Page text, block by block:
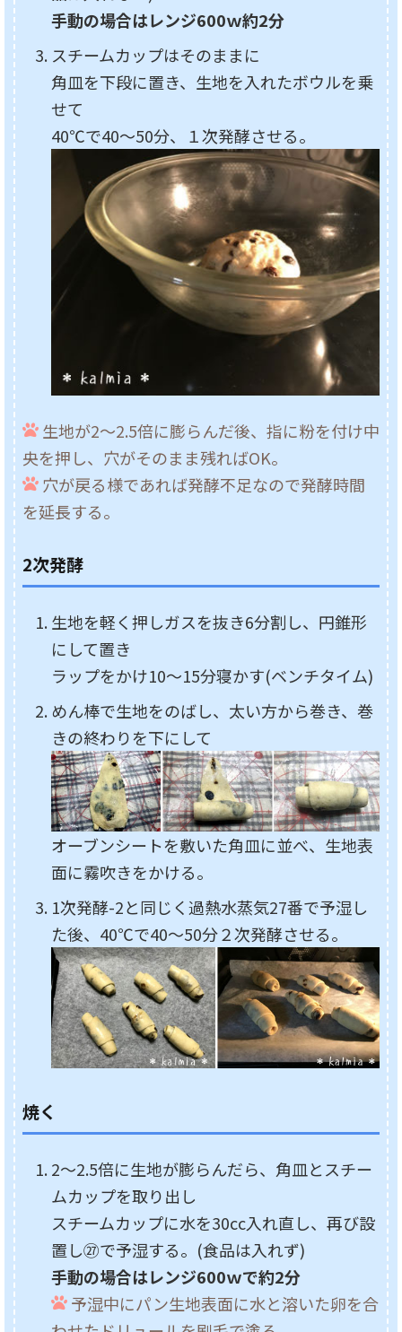
手動の場合はレンジ600ｗ約2分
スチームカップはそのままに
角皿を下段に置き、生地を入れたボウルを乗
せて
40℃で40～50分、１次発酵させる。
生地が2～2.5倍に膨らんだ後、指に粉を付け中
央を押し、穴がそのまま残ればOK。
穴が戻る様であれば発酵不足なので発酵時間
を延長する。
2次発酵
生地を軽く押しガスを抜き6分割し、円錐形
にして置き
ラップをかけ10～15分寝かす(ベンチタイム)
めん棒で生地をのばし、太い方から巻き、巻
きの終わりを下にして
オーブンシートを敷いた角皿に並べ、生地表
面に霧吹きをかける。
1次発酵-2と同じく過熱水蒸気27番で予湿し
た後、40℃で40～50分２次発酵させる。
焼く
2～2.5倍に生地が膨らんだら、角皿とスチー
ムカップを取り出し
スチームカップに水を30cc入れ直し、再び設
置し㉗で予湿する。(食品は入れず)
手動の場合はレンジ600ｗで約2分
予湿中にパン生地表面に水と溶いた卵を合